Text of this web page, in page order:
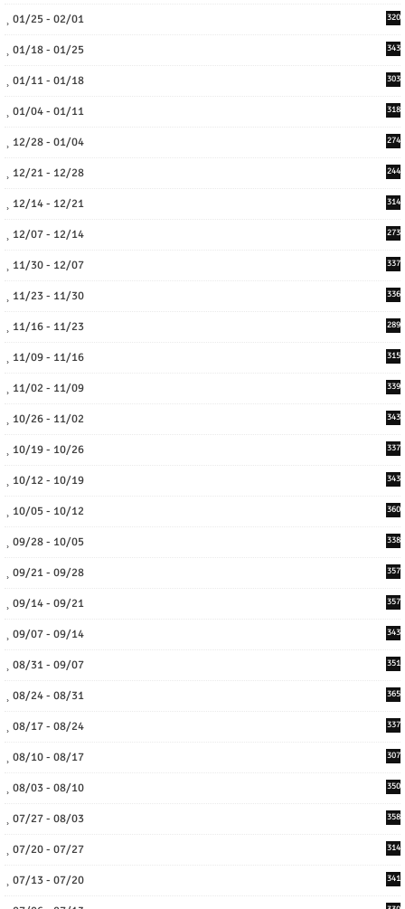
01/25 - 02/01 320
01/18 - 01/25 343
01/11 - 01/18 303
01/04 - 01/11 318
12/28 - 01/04 274
12/21 - 12/28 244
12/14 - 12/21 314
12/07 - 12/14 273
11/30 - 12/07 337
11/23 - 11/30 336
11/16 - 11/23 289
11/09 - 11/16 315
11/02 - 11/09 339
10/26 - 11/02 343
10/19 - 10/26 337
10/12 - 10/19 343
10/05 - 10/12 360
09/28 - 10/05 338
09/21 - 09/28 357
09/14 - 09/21 357
09/07 - 09/14 343
08/31 - 09/07 351
08/24 - 08/31 365
08/17 - 08/24 337
08/10 - 08/17 307
08/03 - 08/10 350
07/27 - 08/03 358
07/20 - 07/27 314
07/13 - 07/20 341